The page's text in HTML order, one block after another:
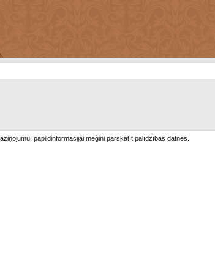
papildinformācijai mēģini pārskatīt palīdzības datnes.